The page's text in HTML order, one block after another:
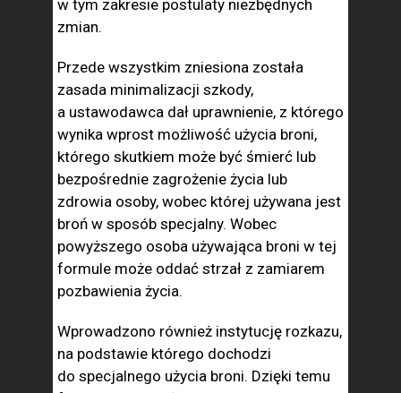
w tym zakresie postulaty niezbędnych
zmian.
Przede wszystkim zniesiona została
zasada minimalizacji szkody,
a ustawodawca dał uprawnienie, z którego
wynika wprost możliwość użycia broni,
którego skutkiem może być śmierć lub
bezpośrednie zagrożenie życia lub
zdrowia osoby, wobec której używana jest
broń w sposób specjalny. Wobec
powyższego osoba używająca broni w tej
formule może oddać strzał z zamiarem
pozbawienia życia.
Wprowadzono również instytucję rozkazu,
na podstawie którego dochodzi
do specjalnego użycia broni. Dzięki temu